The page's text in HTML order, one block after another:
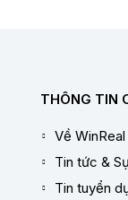
THÔNG TIN
Về WinReal
Tin tức &
Tin tuyển